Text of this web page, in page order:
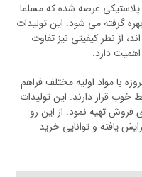
پلاستیکی عرضه شده که مسلما
بهره گرفته می شود. این تولیدات
از نظر کیفیتی نیز تفاوت
دارد.
با مواد اولیه مختلف فراهم
خوب قرار دارند. این تولیدات
فروش تهیه نمود. از این رو
یافته و توانایی خرید